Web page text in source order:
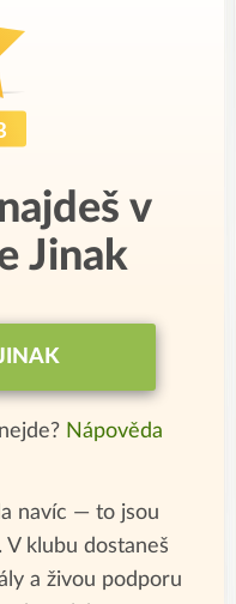
v
Jinak
Nápověda
navíc — to jsou
V klubu dostaneš
a živou podporu